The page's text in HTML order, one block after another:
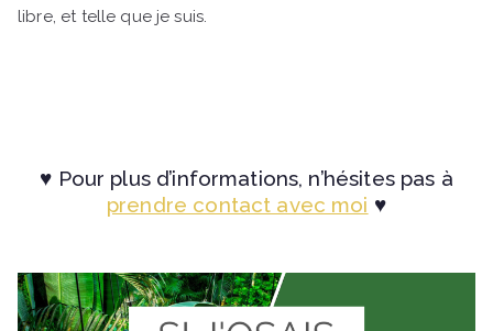
libre, et telle que je suis.
♥ Pour plus d’informations, n’hésites pas à
prendre contact avec moi ♥